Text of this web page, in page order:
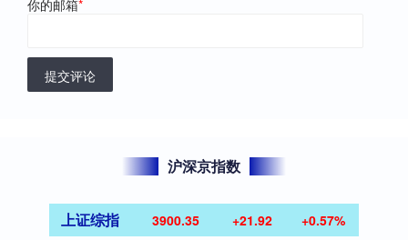
你的邮箱*
提交评论
沪深京指数
上证综指 3900.35 +21.92 +0.57%